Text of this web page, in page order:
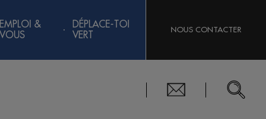
EMPLOI &
VOUS
DÉPLACE-TOI
VERT
NOUS CONTACTER